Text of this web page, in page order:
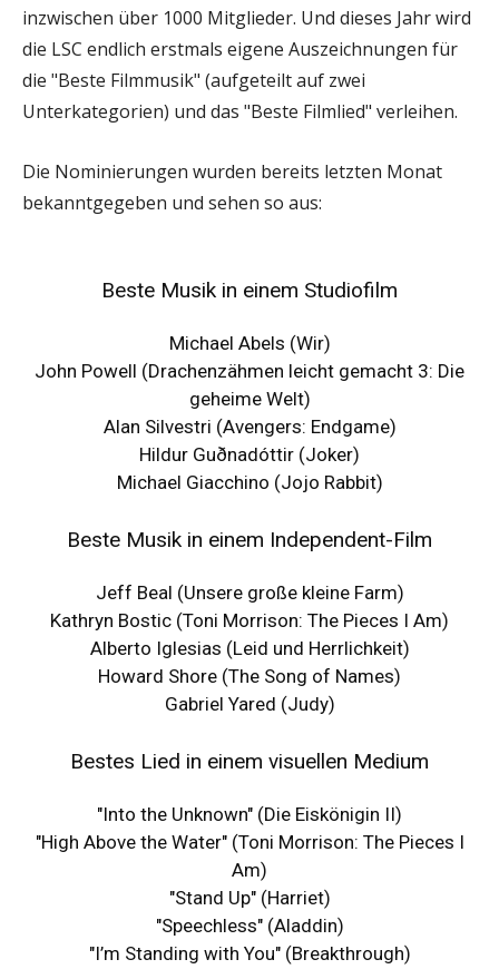
inzwischen über 1000 Mitglieder. Und dieses Jahr wird
die LSC endlich erstmals eigene Auszeichnungen für
die "Beste Filmmusik" (aufgeteilt auf zwei
Unterkategorien) und das "Beste Filmlied" verleihen.
Die Nominierungen wurden bereits letzten Monat
bekanntgegeben und sehen so aus:
Beste Musik in einem Studiofilm
Michael Abels (Wir)
John Powell (Drachenzähmen leicht gemacht 3: Die
geheime Welt)
Alan Silvestri (Avengers: Endgame)
Hildur Guðnadóttir (Joker)
Michael Giacchino (Jojo Rabbit)
Beste Musik in einem Independent-Film
Jeff Beal (Unsere große kleine Farm)
Kathryn Bostic (Toni Morrison: The Pieces I Am)
Alberto Iglesias (Leid und Herrlichkeit)
Howard Shore (The Song of Names)
Gabriel Yared (Judy)
Bestes Lied in einem visuellen Medium
"Into the Unknown" (Die Eiskönigin II)
"High Above the Water" (Toni Morrison: The Pieces I
Am)
"Stand Up" (Harriet)
"Speechless" (Aladdin)
"I’m Standing with You" (Breakthrough)